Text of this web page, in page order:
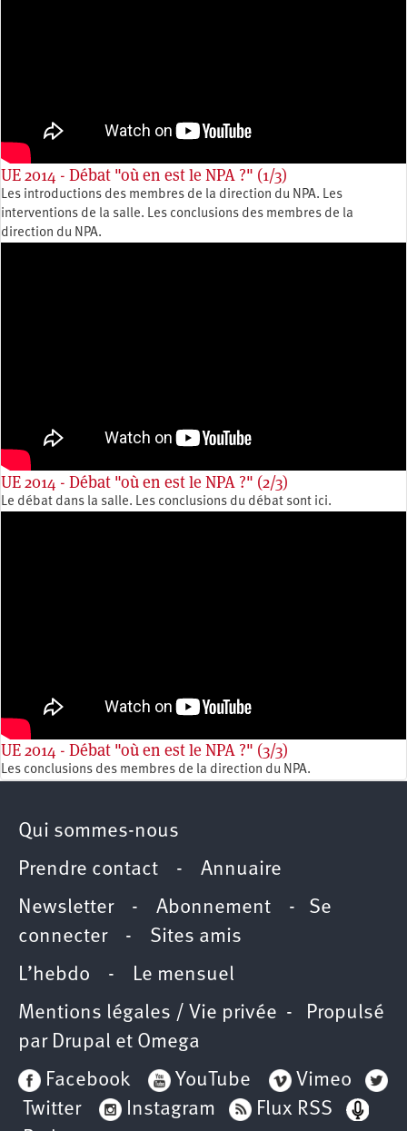
UE 2014 - Débat "où en est le NPA ?" (1/3)
Les introductions des membres de la direction du NPA. Les
interventions de la salle. Les conclusions des membres de la
direction du NPA.
UE 2014 - Débat "où en est le NPA ?" (2/3)
Le débat dans la salle. Les conclusions du débat sont ici.
UE 2014 - Débat "où en est le NPA ?" (3/3)
Les conclusions des membres de la direction du NPA.
Qui sommes-nous
Prendre contact - Annuaire
Newsletter - Abonnement - Se
connecter- Sites amis
L’hebdo - Le mensuel
Mentions légales / Vie privée - Propulsé
par Drupal et Omega
Facebook
YouTube
Vimeo
Twitter
Instagram
Flux RSS